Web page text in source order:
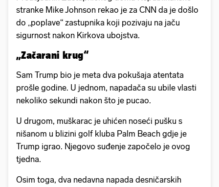
stranke Mike Johnson rekao je za CNN da je došlo
do „poplave“ zastupnika koji pozivaju na jaču
sigurnost nakon Kirkova ubojstva.
„Začarani krug“
Sam Trump bio je meta dva pokušaja atentata
prošle godine. U jednom, napadača su ubile vlasti
nekoliko sekundi nakon što je pucao.
U drugom, muškarac je uhićen noseći pušku s
nišanom u blizini golf kluba Palm Beach gdje je
Trump igrao. Njegovo suđenje započelo je ovog
tjedna.
Osim toga, dva nedavna napada desničarskih